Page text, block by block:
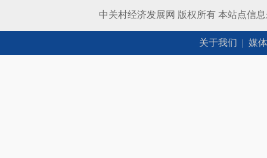
中关村经济发展网 版权所有 本站点信
关于我们 | 媒